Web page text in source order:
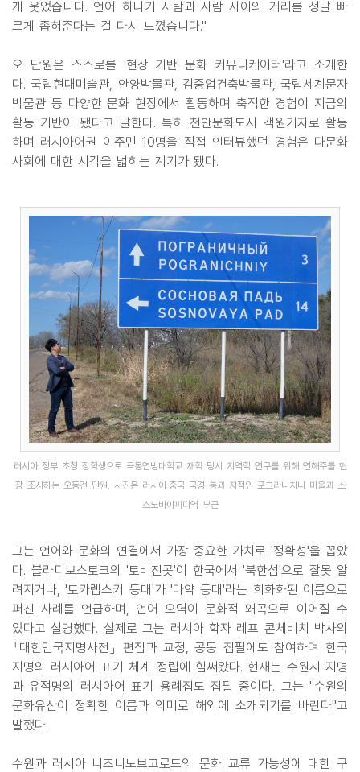
게 웃었습니다. 언어 하나가 사람과 사람 사이의 거리를 정말 빠
르게 좁혀준다는 걸 다시 느꼈습니다."
오 단원은 스스로를 '현장 기반 문화 커뮤니케이터'라고 소개한
다. 국립현대미술관, 안양박물관, 김중업건축박물관, 국립세계문자
박물관 등 다양한 문화 현장에서 활동하며 축적한 경험이 지금의
활동 기반이 됐다고 말한다. 특히 천안문화도시 객원기자로 활동
하며 러시아어권 이주민 10명을 직접 인터뷰했던 경험은 다문화
사회에 대한 시각을 넓히는 계기가 됐다.
러시아 정부 초청 장학생으로 극동연방대학교 재학 당시 지역학 연구를 위해 연해주를 현
장 조사하는 오동건 단원. 사진은 러시아·중국 국경 통과 지점인 포그라니치니 마을과 소
스노바야파디역 부근
그는 언어와 문화의 연결에서 가장 중요한 가치로 '정확성'을 꼽았
다. 블라디보스토크의 '토비진곶'이 한국에서 '북한섬'으로 잘못 알
려지거나, '토카렙스키 등대'가 '마약 등대'라는 희화화된 이름으로
퍼진 사례를 언급하며, 언어 오역이 문화적 왜곡으로 이어질 수
있다고 설명했다. 실제로 그는 러시아 학자 레프 콘체비치 박사의
『대한민국지명사전』 편집과 교정, 공동 집필에도 참여하며 한국
지명의 러시아어 표기 체계 정립에 힘써왔다. 현재는 수원시 지명
과 유적명의 러시아어 표기 용례집도 집필 중이다. 그는 "수원의
문화유산이 정확한 이름과 의미로 해외에 소개되기를 바란다"고
말했다.
수원과 러시아 니즈니노브고로드의 문화 교류 가능성에 대한 구